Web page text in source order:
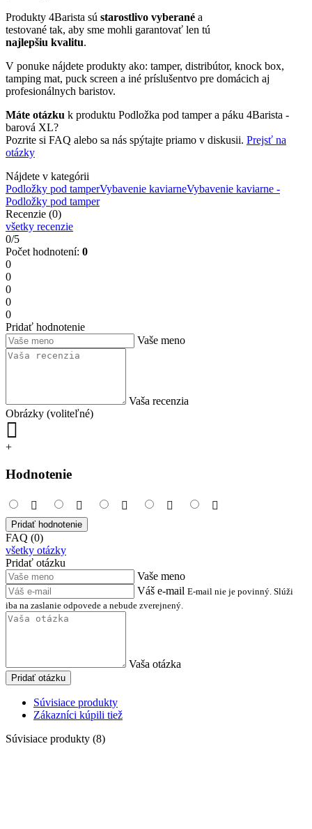
Produkty 4Barista sú starostlivo vyberané a
testované tak, aby sme mohli garantovať len tú
najlepšiu kvalitu.
V ponuke nájdete produkty ako: tamper, distribútor, knock box,
tamping mat, puck screen a iné príslušentvo pre domácich aj
profesionálnych baristov.
Máte otázku k produktu Podložka pod tamper a páku 4Barista -
barová XL?
Pozrite si FAQ alebo sa nás spýtajte priamo v diskusii. Prejsť na
otázky
Nájdete v kategórii
Podložky pod tamperVybavenie kaviarneVybavenie kaviarne -
Podložky pod tamper
Recenzie (0)
všetky recenzie
0/5
Počet hodnotení: 0
0
0
0
0
0
Pridať hodnotenie
Vaše meno
Vaša recenzia
Obrázky (voliteľné)
+
Hodnotenie
Pridať hodnotenie
FAQ (0)
všetky otázky
Pridať otázku
Vaše meno
Váš e-mail E-mail nie je povinný. Slúži
iba na zaslanie odpovede a nebude zverejnený.
Vaša otázka
Pridať otázku
Súvisiace produkty
Zákazníci kúpili tiež
Súvisiace produkty (8)